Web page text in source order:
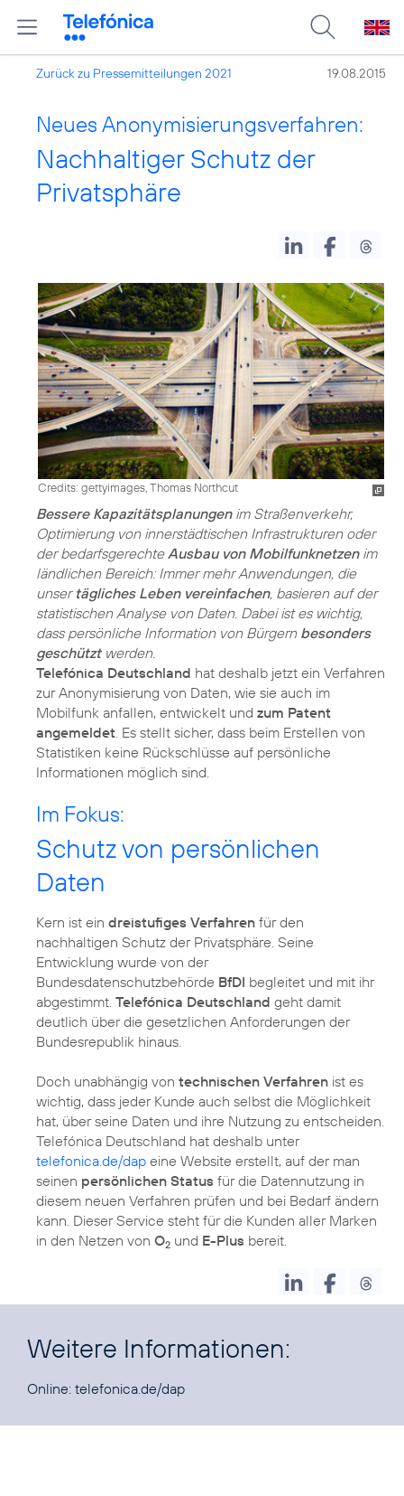
Zurück zu Pressemitteilungen 2021 19.08.2015
Neues Anonymisierungsverfahren:
Nachhaltiger Schutz der
Privatsphäre
Credits: gettyimages, Thomas Northcut
Bessere Kapazitätsplanungenim Straßenverkehr,
Optimierung von innerstädtischen Infrastrukturen oder
der bedarfsgerechteAusbau von Mobilfunknetzenim
ländlichen Bereich: Immer mehr Anwendungen, die
unser tägliches Leben vereinfachen, basieren auf der
statistischen Analyse von Daten. Dabei ist es wichtig,
dass persönliche Information von Bürgern besonders
geschütztwerden.
Telefónica Deutschland hat deshalb jetzt ein Verfahren
zur Anonymisierung von Daten, wie sie auch im
Mobilfunk anfallen, entwickelt und zum Patent
angemeldet . Es stellt sicher, dass beim Erstellen von
Statistiken keine Rückschlüsse auf persönliche
Informationen möglich sind.
Im Fokus:
Schutz von persönlichen
Daten
Kern ist ein dreistufiges Verfahren für den
nachhaltigen Schutz der Privatsphäre. Seine
Entwicklung wurde von der
Bundesdatenschutzbehörde BfDI begleitet und mit ihr
abgestimmt. Telefónica Deutschland geht damit
deutlich über die gesetzlichen Anforderungen der
Bundesrepublik hinaus.
Doch unabhängig von technischen Verfahren ist es
wichtig, dass jeder Kunde auch selbst die Möglichkeit
hat, über seine Daten und ihre Nutzung zu entscheiden.
Telefónica Deutschland hat deshalb unter
telefonica.de/dap eine Website erstellt, auf der man
seinen persönlichen Status für die Datennutzung in
diesem neuen Verfahren prüfen und bei Bedarf ändern
kann. Dieser Service steht für die Kunden aller Marken
in den Netzen von O2 und E-Plus bereit.
Weitere Informationen:
Online: telefonica.de/dap